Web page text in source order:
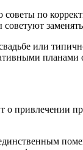
советы по
или
планами
о привлечении
единственным